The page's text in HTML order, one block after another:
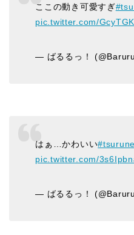
ここの動き可愛すぎ
pic.twitter.com/
— ばるるっ！
はぁ…かわいい#tsurune
pic.twitter.com/
— ばるるっ！